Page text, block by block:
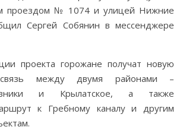
проездом № 1074 и улицей Нижние
Сергей Собянин в мессенджере
проекта горожане получат новую
между двумя районами –
и Крылатское, а также
к Гребному каналу и другим